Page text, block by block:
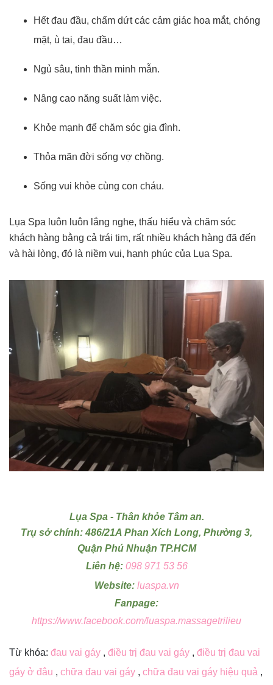
Hết đau đầu, chấm dứt các cảm giác hoa mắt, chóng
mặt, ù tai, đau đầu…
Ngủ sâu, tinh thần minh mẫn.
Nâng cao năng suất làm việc.
Khỏe mạnh để chăm sóc gia đình.
Thỏa mãn đời sống vợ chồng.
Sống vui khỏe cùng con cháu.
Lụa Spa luôn luôn lắng nghe, thấu hiểu và chăm sóc
khách hàng bằng cả trái tim, rất nhiều khách hàng đã đến
và hài lòng, đó là niềm vui, hạnh phúc của Lụa Spa.
Lụa Spa - Thân khỏe Tâm an.
Trụ sở chính: 486/21A Phan Xích Long, Phường 3,
Quận Phú Nhuận TP.HCM
Liên hệ: 098 971 53 56
Website: luaspa.vn
Fanpage:
https://www.facebook.com/luaspa.massagetrilieu
Từ khóa: đau vai gáy , điều trị đau vai gáy , điều trị đau vai
gáy ở đâu , chữa đau vai gáy , chữa đau vai gáy hiệu quả ,